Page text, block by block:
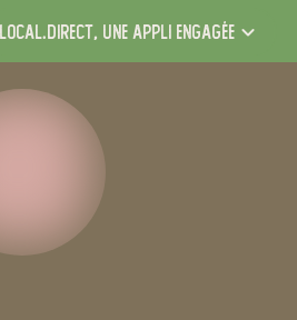
local.direct, une appli engagée